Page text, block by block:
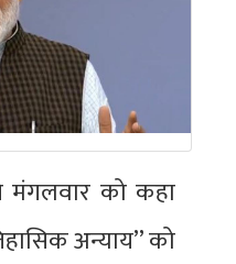
ने मंगलवार को कहा
अन्याय’’ को